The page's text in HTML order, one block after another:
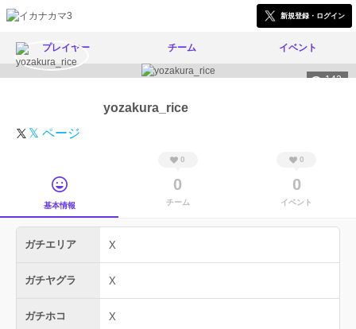
新規登録・ログイン
プレイヤー チーム イベント
142
yozakura_rice
𝕏 ページ
基本情報
0
0
チーム
0
0
イベント
ガチエリア X
ガチヤグラ X
ガチホコ X